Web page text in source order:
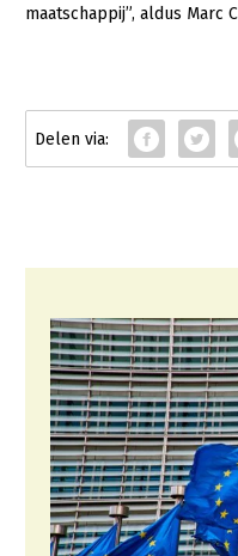
Kalverhouderij
Paardenhouderij
Varkenshouderij
Vleesveehouderij
Plant
Akkerbouw
Biologische Landbouw
Bollenteelt
Bomen, vaste
maatschappij”, aldus Marc